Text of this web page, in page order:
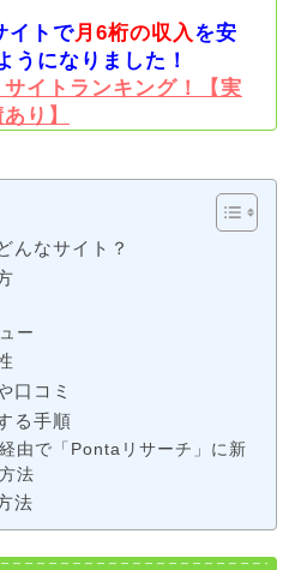
イトで月6桁の収入 を安
うになりました！
イトランキング！【実
り】
んなサイト？
ー
口コミ
る手順
由で「Pontaリサーチ」に新
法
法